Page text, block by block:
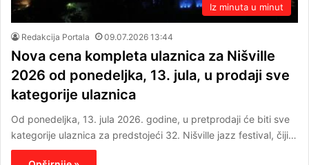
Iz minuta u minut
Redakcija Portala 09.07.2026 13:44
Nova cena kompleta ulaznica za Nišville
2026 od ponedeljka, 13. jula, u prodaji sve
kategorije ulaznica
Od ponedeljka, 13. jula 2026. godine, u pretprodaji će biti sve
kategorije ulaznica za predstojeći 32. Nišville jazz festival, čiji…